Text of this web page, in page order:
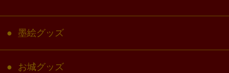
墨絵グッズ
お城グッズ